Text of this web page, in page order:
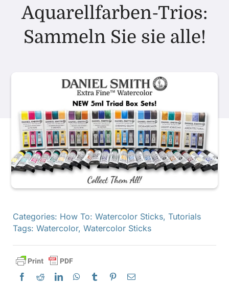
Ressourcen
Händler finden
Abonnieren
Aquarellfarben-Trios:
Sammeln Sie sie alle!
Categories: How To: Watercolor Sticks, Tutorials
Tags: Watercolor, Watercolor Sticks